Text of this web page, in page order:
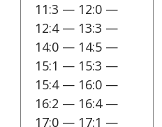
11:3 — 12:0 —
12:4 — 13:3 —
14:0 — 14:5 —
15:1 — 15:3 —
15:4 — 16:0 —
16:2 — 16:4 —
17:0 — 17:1 —